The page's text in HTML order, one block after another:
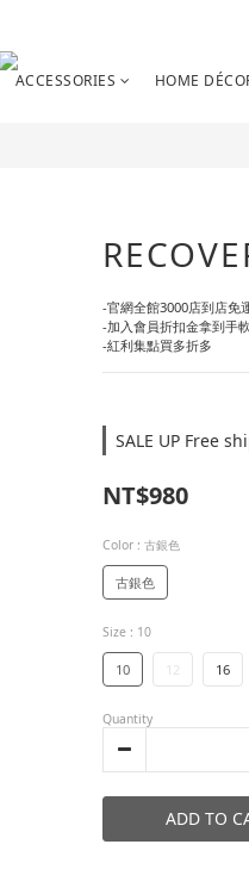
ACCESSORIES HOME
-官網全館3000店到店免
-加入會員折扣金拿到手軟
-紅利集點買多折多
SALE UP Free
NT$980
Color : 古銀色
古銀色
Size : 10
10 12 16
Quantity
ADD TO